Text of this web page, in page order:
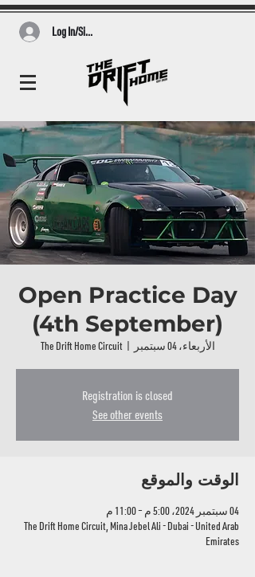
Log In/Sign Up
Open Practice Day
(4th September)
الأربعاء، 04 سبتمبر
  |
The Drift Home Circuit
Registration is closed
See other events
الوقت والموقع
04 سبتمبر 2024، 5:00 م – 11:00 م
The Drift Home Circuit, Mina Jebel Ali - Dubai - United Arab
Emirates